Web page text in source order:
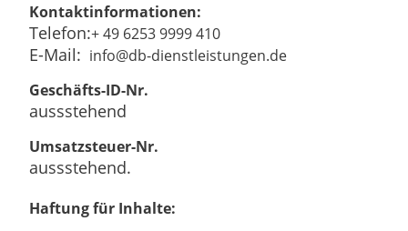
Kontaktinformationen:
Telefon:+ 49 6253 9999 410
E-Mail: info@db-dienstleistungen.de
Geschäfts-ID-Nr.
aussstehend
Umsatzsteuer-Nr.
aussstehend.
Haftung für Inhalte: